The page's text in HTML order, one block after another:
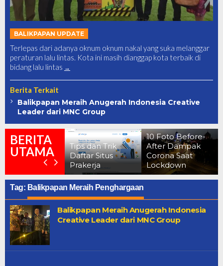
BALIKPAPAN UPDATE
Terlepas dari adanya oknum oknum nakal yang suka melanggar
peraturan lalu lintas. Kota ini masih dianggap kota terbaik di
bidang lalu lintas
Berita Terkait
Balikpapan Meraih Anugerah Indonesia Creative
Leader dari MNC Group
BERITA
UTAMA
!!
Danau
Yang
Angker
Tips dan Trik
Daftar Situs
Prakerja
10 Foto Before-
After Dampak
Corona Saat
Lockdown
Tag: Balikpapan Meraih Penghargaan
Balikpapan Meraih Anugerah Indonesia
Creative Leader dari MNC Group